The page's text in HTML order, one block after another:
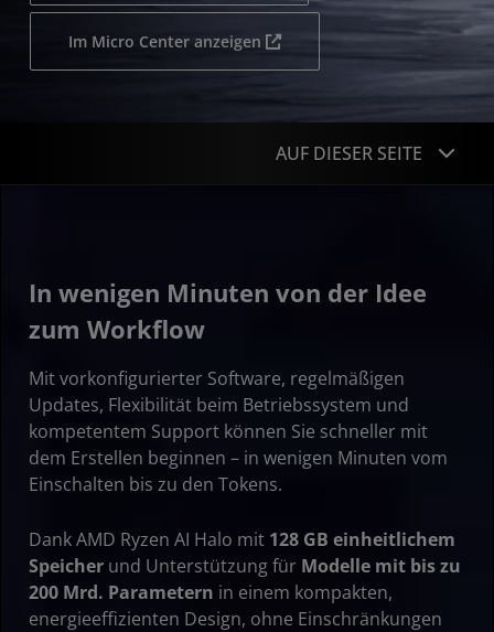
Im Micro Center anzeigen
AUF DIESER SEITE
Technische Daten
Ressourcen
In wenigen Minuten von der Idee
zum Workflow
Mit vorkonfigurierter Software, regelmäßigen
Updates, Flexibilität beim Betriebssystem und
kompetentem Support können Sie schneller mit
dem Erstellen beginnen – in wenigen Minuten vom
Einschalten bis zu den Tokens.
Dank AMD Ryzen AI Halo mit 128 GB einheitlichem
Speicher und Unterstützung für Modelle mit bis zu
200 Mrd. Parametern in einem kompakten,
energieeffizienten Design, ohne Einschränkungen